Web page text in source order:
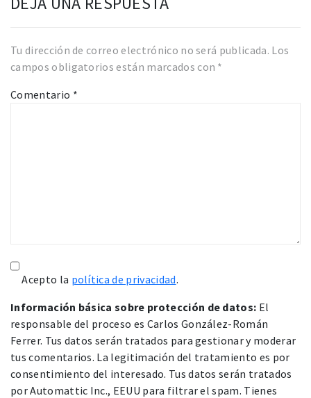
Tu dirección de correo electrónico no será publicada. Los
campos obligatorios están marcados con *
Comentario *
Acepto la política de privacidad.
Información básica sobre protección de datos: El
responsable del proceso es Carlos González-Román
Ferrer. Tus datos serán tratados para gestionar y moderar
tus comentarios. La legitimación del tratamiento es por
consentimiento del interesado. Tus datos serán tratados
por Automattic Inc., EEUU para filtrar el spam. Tienes